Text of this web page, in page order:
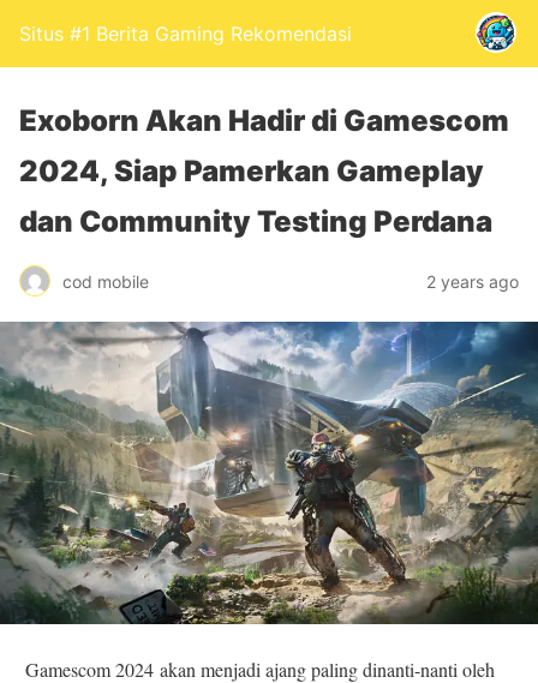
Situs #1 Berita Gaming Rekomendasi
Exoborn Akan Hadir di Gamescom
2024, Siap Pamerkan Gameplay
dan Community Testing Perdana
cod mobile 2 years ago
Gamescom 2024 akan menjadi ajang paling dinanti-nanti oleh